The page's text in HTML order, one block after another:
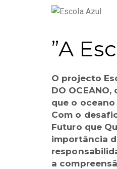
”A
O projecto
DO
que o
Com o
Futuro que
importância
a